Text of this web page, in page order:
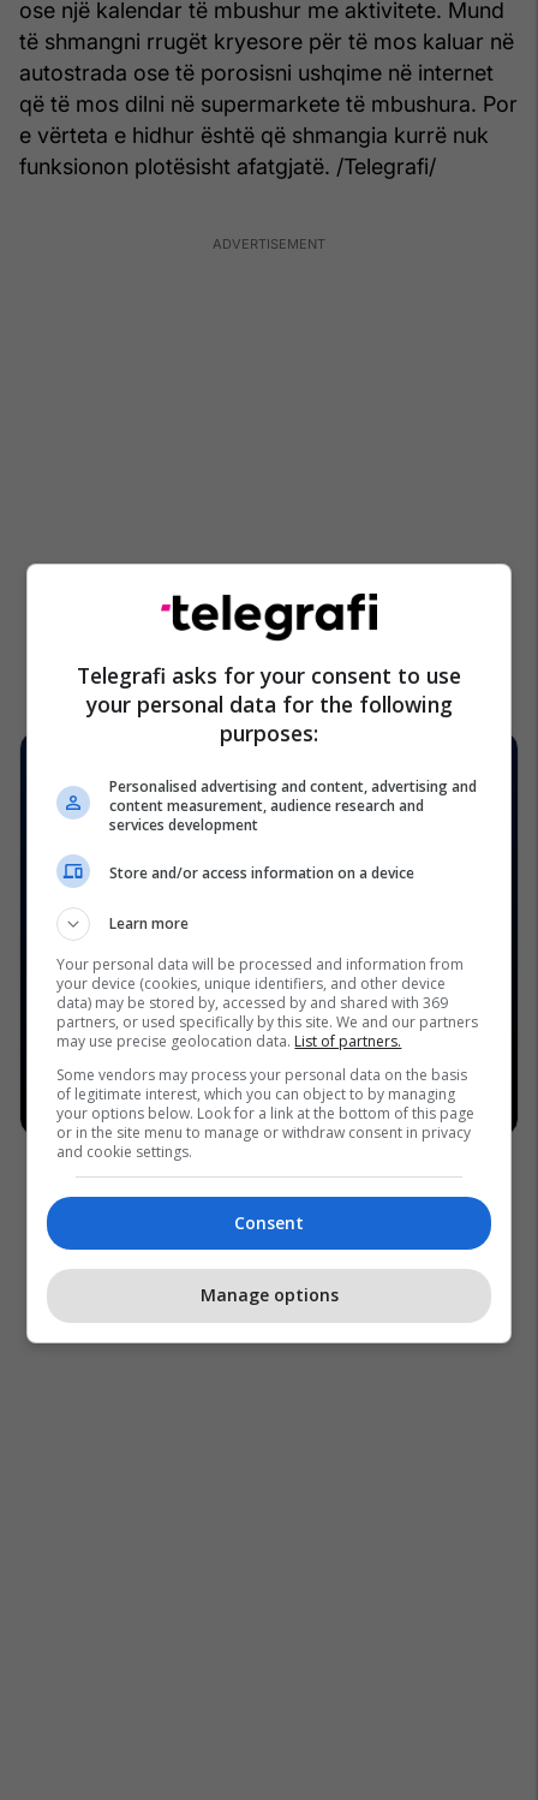
ose një kalendar të mbushur me aktivitete. Mund
të shmangni rrugët kryesore për të mos kaluar në
autostrada ose të porosisni ushqime në internet
që të mos dilni në supermarkete të mbushura. Por
e vërteta e hidhur është që shmangia kurrë nuk
funksionon plotësisht afatgjatë. /Telegrafi/
Telegrafi asks for your consent to use
your personal data for the following
purposes:
Personalised advertising and content, advertising and
content measurement, audience research and
services development
Store and/or access information on a device
Learn more
Your personal data will be processed and information from
your device (cookies, unique identifiers, and other device
data) may be stored by, accessed by and shared with 369
partners, or used specifically by this site. We and our partners
may use precise geolocation data. List of partners.
Some vendors may process your personal data on the basis
of legitimate interest, which you can object to by managing
your options below. Look for a link at the bottom of this page
or in the site menu to manage or withdraw consent in privacy
and cookie settings.
Consent
Manage options